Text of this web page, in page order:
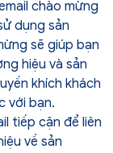
chào mừng
dụng sản
sẽ giúp bạn
hiệu và sản
khích khách
với bạn.
tiếp cận để liên
về sản